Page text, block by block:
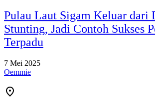
Pulau Laut Sigam Keluar dari
Stunting, Jadi Contoh Sukses
Terpadu
7 Mei 2025
Oemmie